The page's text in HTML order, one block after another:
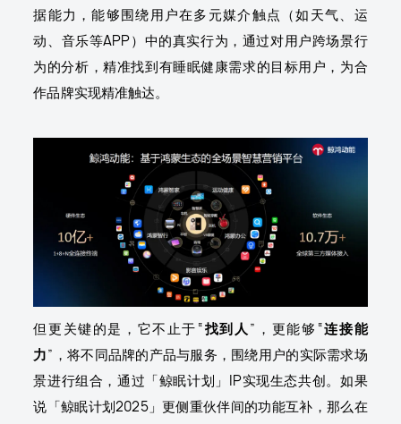
据能力，能够围绕用户在多元媒介触点（如天气、运
动、音乐等APP）中的真实行为，通过对用户跨场景行
为的分析，精准找到有睡眠健康需求的目标用户，为合
作品牌实现精准触达。
但更关键的是，它不止于“找到人”，更能够“连接能
力”，将不同品牌的产品与服务，围绕用户的实际需求场
景进行组合，通过「鲸眠计划」IP实现生态共创。如果
说「鲸眠计划2025」更侧重伙伴间的功能互补，那么在